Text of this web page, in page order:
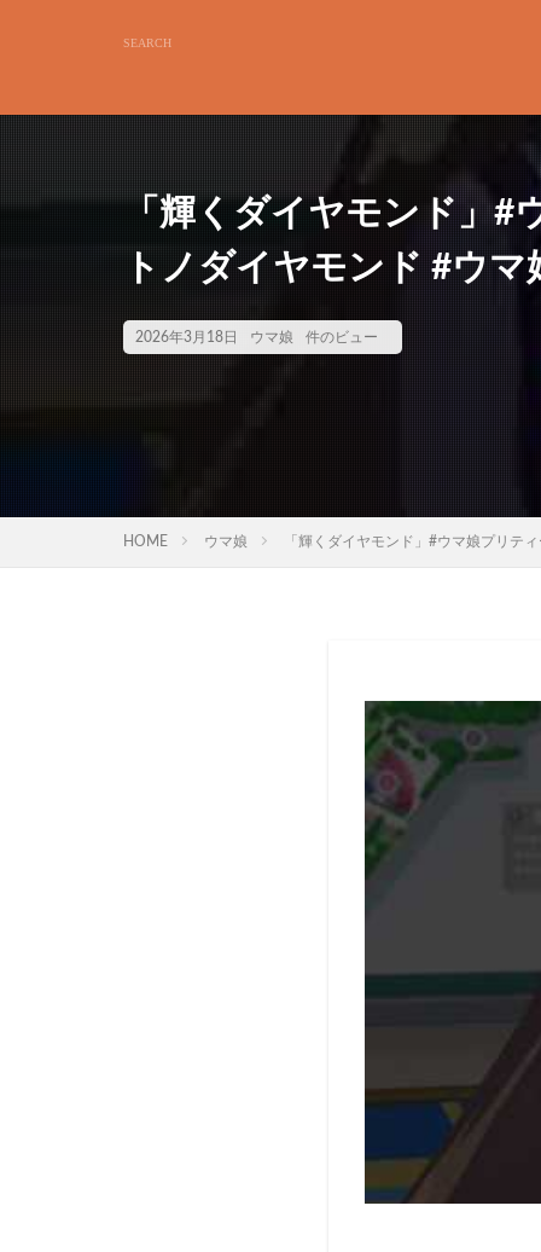
「輝くダイヤモンド」#
トノダイヤモンド #ウマ
2026年3月18日 ウマ娘 件のビュー
HOME ウマ娘 「輝くダイヤモンド」#ウマ娘プリテ